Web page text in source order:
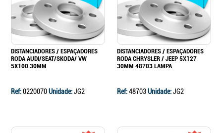
DISTANCIADORES / ESPAÇADORES
RODA AUDI/SEAT/SKODA/ VW
5X100 30MM
Ref:0220070Unidade:JG2
DISTANCIADORES / ESPAÇADORES
RODA CHRYSLER / JEEP 5X127
30MM 48703 LAMPA
Ref:48703Unidade:JG2